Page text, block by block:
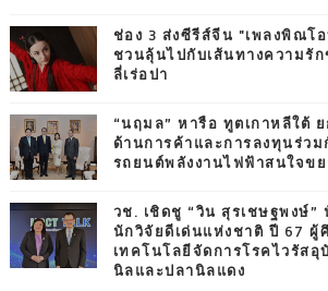
ช่อง 3 ส่งซีรีส์จีน "เพลงพิณโ
ชวนลุ้นไปกับเส้นทางความรั
ลี่เร่อปา
“นฤมล” หารือ ทูตเกาหลีใต้
ด้านการค้าและการลงทุนร่วม
รถยนต์พลังงานไฟฟ้าสนใจข
วช. เชิดชู “วิน สุรเชษฐพงษ์”
นักวิจัยดีเด่นแห่งชาติ ปี 67
เทคโนโลยีจัดการโรคไวรัส
นิลและปลานิลแดง